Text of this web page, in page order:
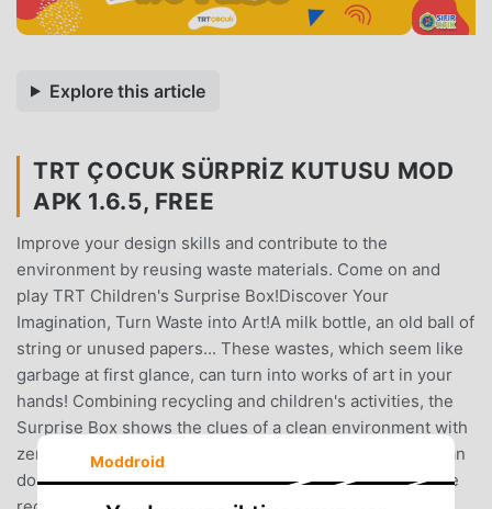
Explore this article
TRT ÇOCUK SÜRPRIZ KUTUSU MOD
APK 1.6.5, FREE
Improve your design skills and contribute to the
environment by reusing waste materials. Come on and
play TRT Children's Surprise Box!Discover Your
Imagination, Turn Waste into Art!A milk bottle, an old ball of
string or unused papers... These wastes, which seem like
garbage at first glance, can turn into works of art in your
hands! Combining recycling and children's activities, the
Surprise Box shows the clues of a clean environment with
zero waste.The Power of Design is With YouWhat you can
do by using waste depends on your imagination! Join the
Moddroid